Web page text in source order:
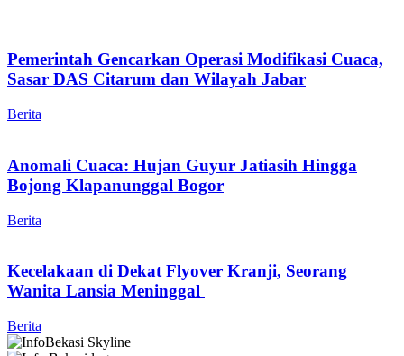
Pemerintah Gencarkan Operasi Modifikasi Cuaca,
Sasar DAS Citarum dan Wilayah Jabar
Berita
Anomali Cuaca: Hujan Guyur Jatiasih Hingga
Bojong Klapanunggal Bogor
Berita
Kecelakaan di Dekat Flyover Kranji, Seorang
Wanita Lansia Meninggal
Berita